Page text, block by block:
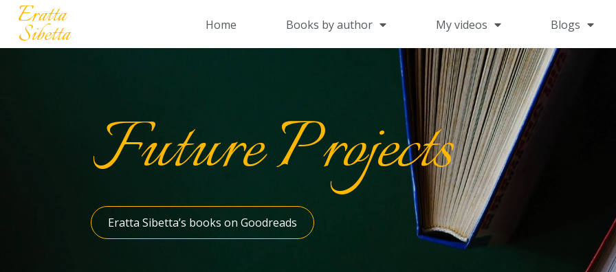
Eratta
Sibetta Home Books by author My videos Blogs
Future Projects
Eratta Sibetta’s books on Goodreads